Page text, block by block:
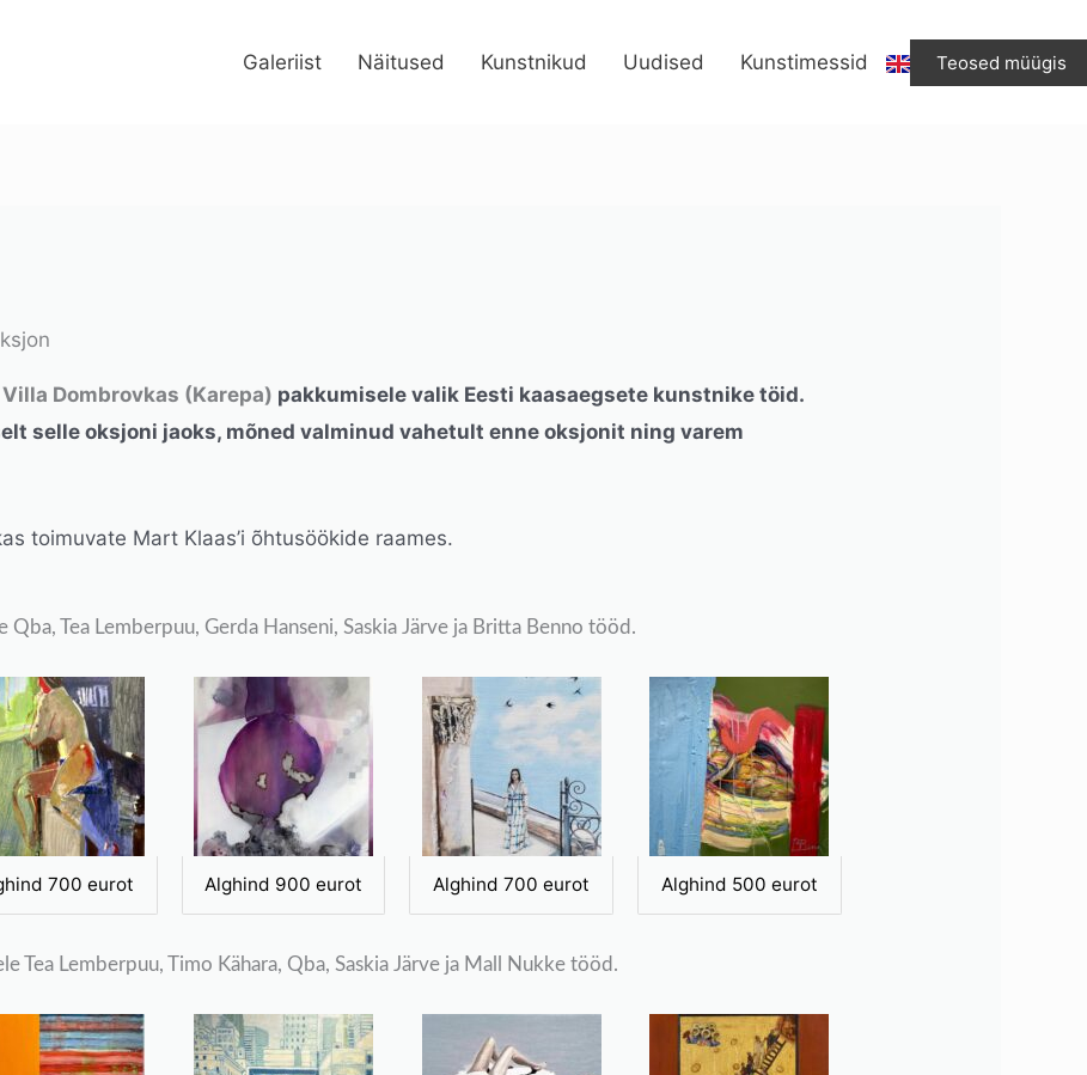
Galeriist Näitused Kunstnikud Uudised Kunstimessid Teosed müügis
Dombrovkas (Karepa) pakkumisele valik Eesti kaasaegsete kunstnike töid.
selle oksjoni jaoks, mõned valminud vahetult enne oksjonit ning varem
toimuvate Mart Klaas’i õhtusöökide raames.
Tea Lemberpuu, Gerda Hanseni, Saskia Järve ja Britta Benno tööd.
700 eurot Alghind 900 eurot Alghind 700 eurot Alghind 500 eurot
Tea Lemberpuu, Timo Kähara, Qba, Saskia Järve ja Mall Nukke tööd.